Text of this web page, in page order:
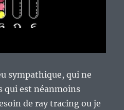
sympathique, qui ne
qui est néanmoins
de ray tracing ou je